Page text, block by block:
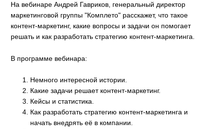
На вебинаре Андрей Гавриков, генеральный директор
маркетинговой группы "Комплето" расскажет, что такое
контент-маркетинг, какие вопросы и задачи он помогает
решать и как разработать стратегию контент-маркетинга.
В программе вебинара:
Немного интересной истории.
Какие задачи решает контент-маркетинг.
Кейсы и статистика.
Как разработать стратегию контент-маркетинга и
начать внедрять её в компании.